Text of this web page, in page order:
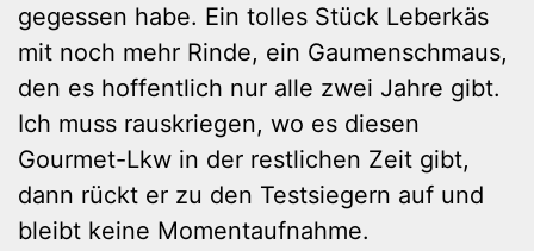
gegessen habe. Ein tolles Stück Leberkäs
mit noch mehr Rinde, ein Gaumenschmaus,
den es hoffentlich nur alle zwei Jahre gibt.
Ich muss rauskriegen, wo es diesen
Gourmet-Lkw in der restlichen Zeit gibt,
dann rückt er zu den Testsiegern auf und
bleibt keine Momentaufnahme.